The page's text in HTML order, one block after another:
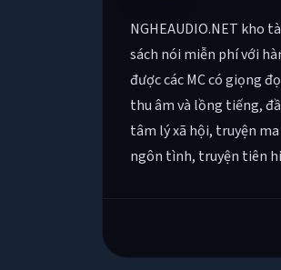
NGHEAUDIO.NET kho
sách nói miễn phí với
được các MC có giọng
thu âm và lồng tiếng,
tâm lý xã hội, truyện
ngôn tình, truyện tiên